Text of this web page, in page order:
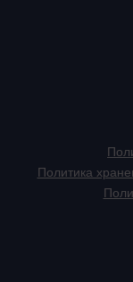
Политика